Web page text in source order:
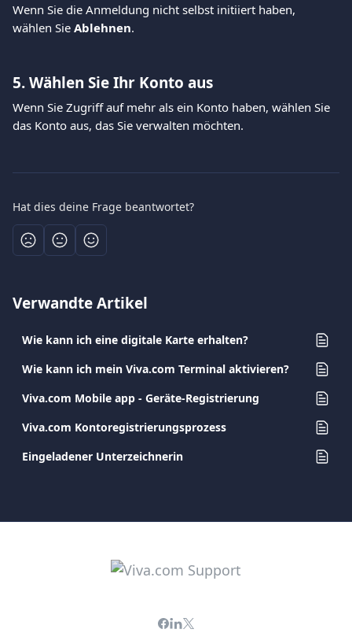
Wenn Sie die Anmeldung nicht selbst initiiert haben,
wählen Sie Ablehnen.
5. Wählen Sie Ihr Konto aus
Wenn Sie Zugriff auf mehr als ein Konto haben, wählen Sie
das Konto aus, das Sie verwalten möchten.
Hat dies deine Frage beantwortet?
Verwandte Artikel
Wie kann ich eine digitale Karte erhalten?
Wie kann ich mein Viva.com Terminal aktivieren?
Viva.com Mobile app - Geräte-Registrierung
Viva.com Kontoregistrierungsprozess
Eingeladener Unterzeichnerin